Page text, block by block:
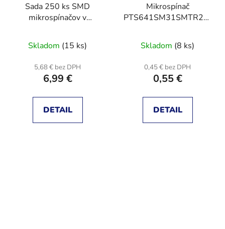
Sada 250 ks SMD
mikrospínačov v
Skladom (15 ks)
5,68 € bez DPH
6,99 €
DETAIL
Mikrospínač
PTS641SM31SMTR2LFS
0,05A/12VDC; SMT;
1,6N; 3,1mm
Skladom (8 ks)
0,45 € bez DPH
0,55 €
DETAIL